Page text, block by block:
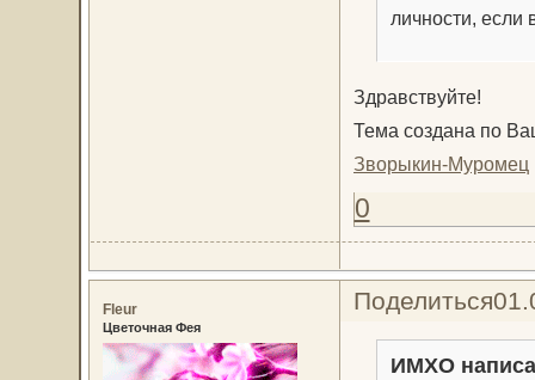
личности, если
Здравствуйте!
Тема создана по
Зворыкин-Муромец
0
Поделиться
Fleur
Цветочная Фея
ИМХО